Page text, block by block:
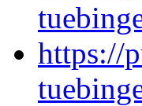
https://